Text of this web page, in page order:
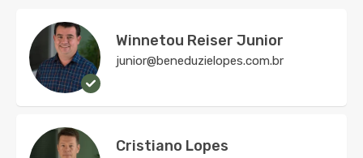
Winnetou Reiser Junior
junior@beneduzielopes.com.br
Cristiano Lopes